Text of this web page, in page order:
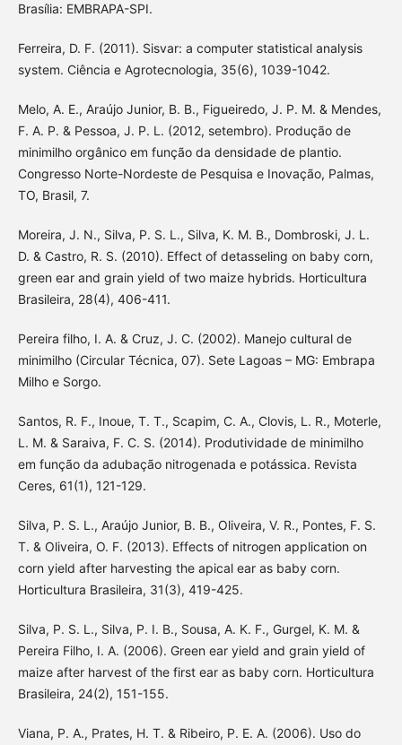
Brasília: EMBRAPA-SPI.
Ferreira, D. F. (2011). Sisvar: a computer statistical analysis
system. Ciência e Agrotecnologia, 35(6), 1039-1042.
Melo, A. E., Araújo Junior, B. B., Figueiredo, J. P. M. & Mendes,
F. A. P. & Pessoa, J. P. L. (2012, setembro). Produção de
minimilho orgânico em função da densidade de plantio.
Congresso Norte-Nordeste de Pesquisa e Inovação, Palmas,
TO, Brasil, 7.
Moreira, J. N., Silva, P. S. L., Silva, K. M. B., Dombroski, J. L.
D. & Castro, R. S. (2010). Effect of detasseling on baby corn,
green ear and grain yield of two maize hybrids. Horticultura
Brasileira, 28(4), 406-411.
Pereira filho, I. A. & Cruz, J. C. (2002). Manejo cultural de
minimilho (Circular Técnica, 07). Sete Lagoas – MG: Embrapa
Milho e Sorgo.
Santos, R. F., Inoue, T. T., Scapim, C. A., Clovis, L. R., Moterle,
L. M. & Saraiva, F. C. S. (2014). Produtividade de minimilho
em função da adubação nitrogenada e potássica. Revista
Ceres, 61(1), 121-129.
Silva, P. S. L., Araújo Junior, B. B., Oliveira, V. R., Pontes, F. S.
T. & Oliveira, O. F. (2013). Effects of nitrogen application on
corn yield after harvesting the apical ear as baby corn.
Horticultura Brasileira, 31(3), 419-425.
Silva, P. S. L., Silva, P. I. B., Sousa, A. K. F., Gurgel, K. M. &
Pereira Filho, I. A. (2006). Green ear yield and grain yield of
maize after harvest of the first ear as baby corn. Horticultura
Brasileira, 24(2), 151-155.
Viana, P. A., Prates, H. T. & Ribeiro, P. E. A. (2006). Uso do